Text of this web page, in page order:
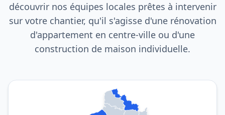
découvrir nos équipes locales prêtes à intervenir
sur votre chantier, qu'il s'agisse d'une rénovation
d'appartement en centre-ville ou d'une
construction de maison individuelle.